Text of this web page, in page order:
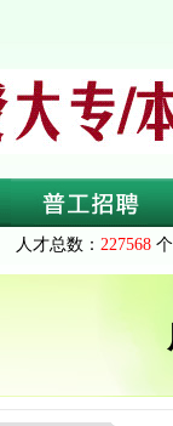
才总数： 227568